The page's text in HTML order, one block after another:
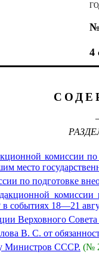
№
4
комиссии
место
по подготовке
событиях 18—21
Верховного
В. С. от
Министров СССР. (№